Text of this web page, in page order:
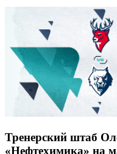
Тренерский штаб
«Нефтехимика» на